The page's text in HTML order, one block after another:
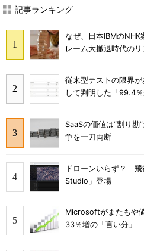
記事ランキング
なぜ、日本IBMの
レーム大撤退時代のリ
従来型テストの限界
して判明した「99.4
SaaSの価値は“割り
争を一刀両断
ドローンいらず？ 飛
Studio」登場
Microsoftがまたもや
33％増の「言い分」